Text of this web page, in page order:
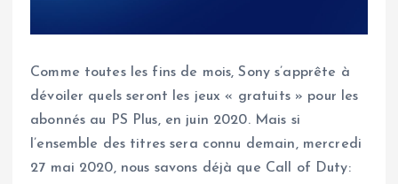
Comme toutes les fins de mois, Sony s’apprête à
dévoiler quels seront les jeux « gratuits » pour les
abonnés au PS Plus, en juin 2020. Mais si
l’ensemble des titres sera connu demain, mercredi
27 mai 2020, nous savons déjà que Call of Duty: